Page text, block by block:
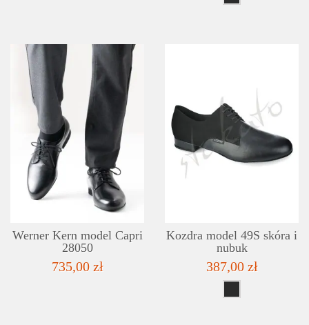
SZCZEGÓŁY
Werner Kern model Capri
28050
735,00 zł
Kozdra model 49S skóra i
nubuk
387,00 zł